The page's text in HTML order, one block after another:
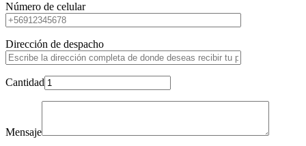
Número de celular
Dirección de despacho
Cantidad
Mensaje